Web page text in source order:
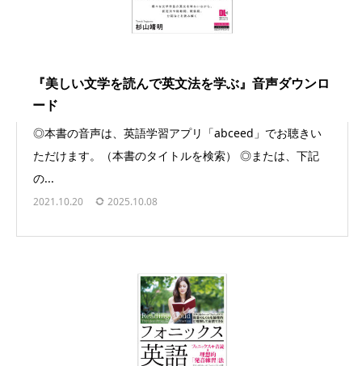
『美しい文学を読んで英文法を学ぶ』音声ダウンロ
ード
◎本書の音声は、英語学習アプリ「abceed」でお聴きい
ただけます。（本書のタイトルを検索） ◎または、下記
の...
2021.10.20 2025.10.08